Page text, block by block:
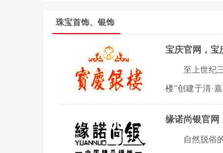
珠宝首饰、银饰
宝庆官网，宝
至上世纪
楼”创建于清·
缘诺尚银官网
自然脱俗